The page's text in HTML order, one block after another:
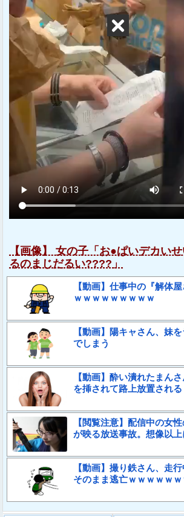
【画像】 女の子「お●ぱいデカい
るのまじだるい????」
【動画】仕事中の『解体
ｗｗｗｗｗｗｗｗｗ
【動画】陽キャさん、妹
でしまう
【動画】酔い潰れたまん
を挿されて路上放置される
【閲覧注意】配信中の女
が映る放送事故。想像以上
【動画】撮り鉄さん、走
そのまま逃亡ｗｗｗｗｗ